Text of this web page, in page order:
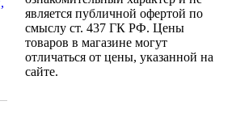
является публичной офертой по
смыслу ст. 437 ГК РФ. Цены
товаров в магазине могут
отличаться от цены, указанной на
сайте.